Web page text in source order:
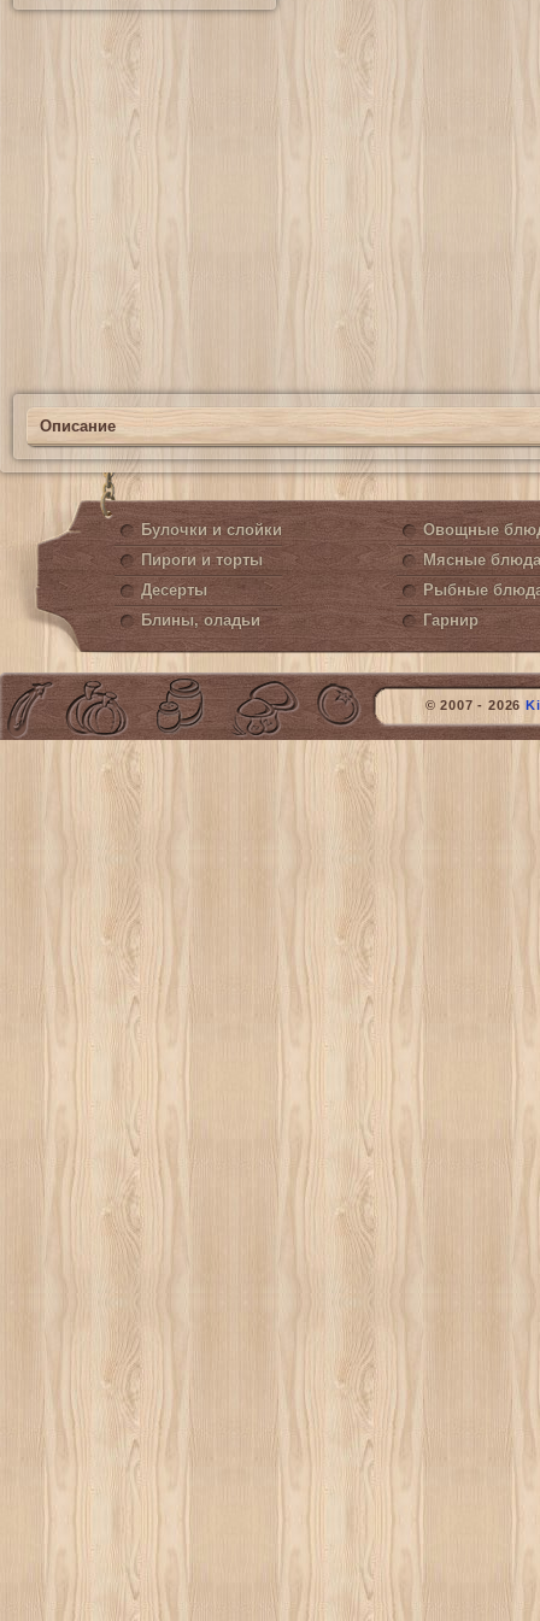
Описание
Булочки и слойки
Пироги и торты
Десерты
Блины, оладьи
Овощные
Мясные блюда
Рыбные
Гарнир
© 2007 - 2026